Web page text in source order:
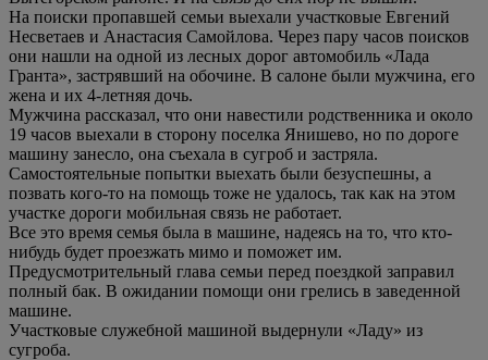
На поиски пропавшей семьи выехали участковые Евгений
Несветаев и Анастасия Самойлова. Через пару часов поисков
они нашли на одной из лесных дорог автомобиль «Лада
Гранта», застрявший на обочине. В салоне были мужчина, его
жена и их 4-летняя дочь.
Мужчина рассказал, что они навестили родственника и около
19 часов выехали в сторону поселка Янишево, но по дороге
машину занесло, она съехала в сугроб и застряла.
Самостоятельные попытки выехать были безуспешны, а
позвать кого-то на помощь тоже не удалось, так как на этом
участке дороги мобильная связь не работает.
Все это время семья была в машине, надеясь на то, что кто-
нибудь будет проезжать мимо и поможет им.
Предусмотрительный глава семьи перед поездкой заправил
полный бак. В ожидании помощи они грелись в заведенной
машине.
Участковые служебной машиной выдернули «Ладу» из
сугроба.